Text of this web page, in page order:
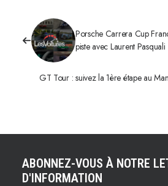
Porsche Carrera Cup
piste avec Laurent Pasquali
GT Tour : suivez la 1ère étape au
ABONNEZ-VOUS À NOTRE
D'INFORMATION